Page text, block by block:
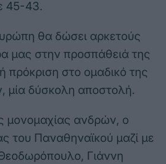
45-43.
θα δώσει αρκετούς
μας στην προσπάθειά της
πρόκριση στο ομαδικό της
μία δύσκολη αποστολή.
μονομαχίας ανδρών, ο
του Παναθηναϊκού μαζί με
Γιάννη